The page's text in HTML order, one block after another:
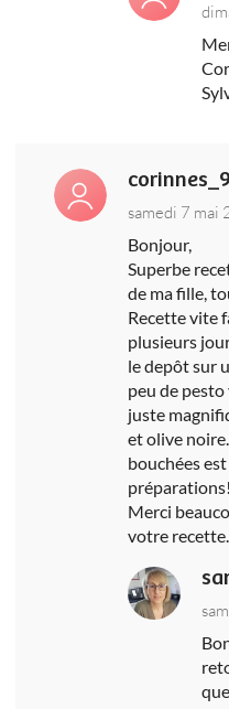
samedi 7 mai
Bonjour,
Superbe
de ma fille,
Recette vite
plusieurs
le depôt sur
peu de
juste
et olive
bouchées
préparations!
Merci
votre recette.